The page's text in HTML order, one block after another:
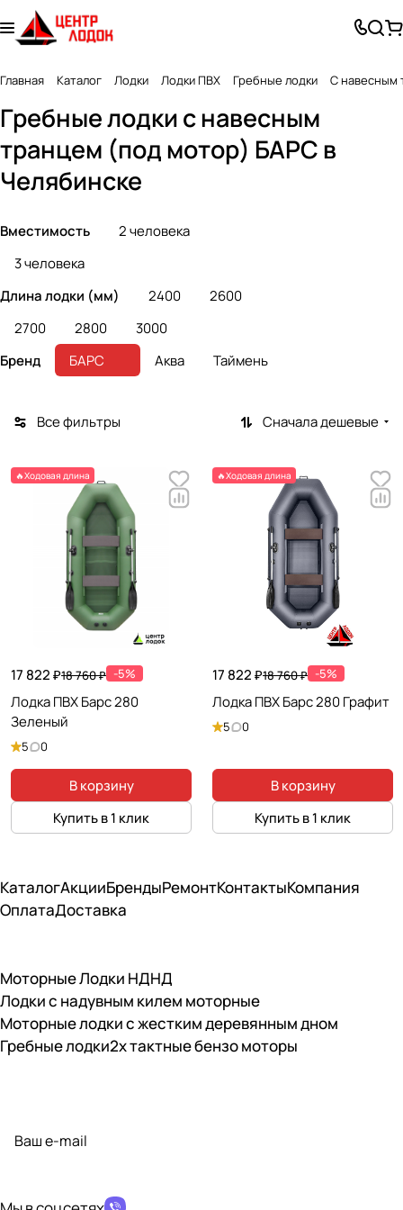
Главная Каталог Лодки Лодки ПВХ Гребные лодки С навесным
Гребные лодки с навесным
транцем (под мотор) БАРС в
Челябинске
Вместимость
2 человека
3 человека
Длина лодки (мм)
2400
2600
2700
2800
3000
Бренд
Аква
БАРС Таймень
Все фильтры Сначала дешевые
🔥Ходовая длина
17 822 ₽18 760 ₽ -5%
Лодка ПВХ Барс 280
Зеленый
5 0
В корзину
Купить в 1 клик
🔥Ходовая длина
17 822 ₽18 760 ₽ -5%
Лодка ПВХ Барс 280 Графит
5 0
В корзину
Купить в 1 клик
КаталогАкцииБрендыРемонтКонтактыКомпания
ОплатаДоставка
Моторные Лодки НДНД
Лодки с надувным килем моторные
Моторные лодки с жестким деревянным дном
Гребные лодки2х тактные бензо моторы